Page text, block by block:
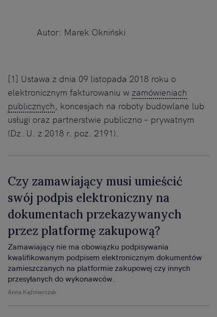
Autor: Marek Okniński
[1] Ustawa z dnia 09 listopada 2018 roku o
elektronicznym fakturowaniu w zamówieniach
publicznych, koncesjach na roboty budowlane lub
usługi oraz partnerstwie publiczno – prywatnym
(Dz. U. z 2018 r. poz. 2191).
Czy zamawiający musi umieścić
swój podpis elektroniczny na
dokumentach przekazywanych
przez platformę zakupową?
Anna Kaźmierczak
Zamawiający nie ma obowiązku podpisywania
kwalifikowanym podpisem elektronicznym dokumentów
zamieszczanych na platformie zakupowej czy innych
przesyłanych do wykonawców.